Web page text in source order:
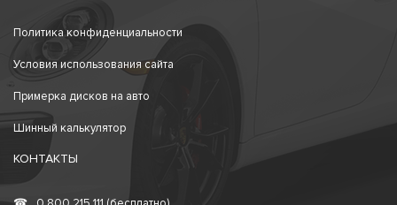
Политика конфиденциальности
Условия использования сайта
Примерка дисков на авто
Шинный калькулятор
КОНТАКТЫ